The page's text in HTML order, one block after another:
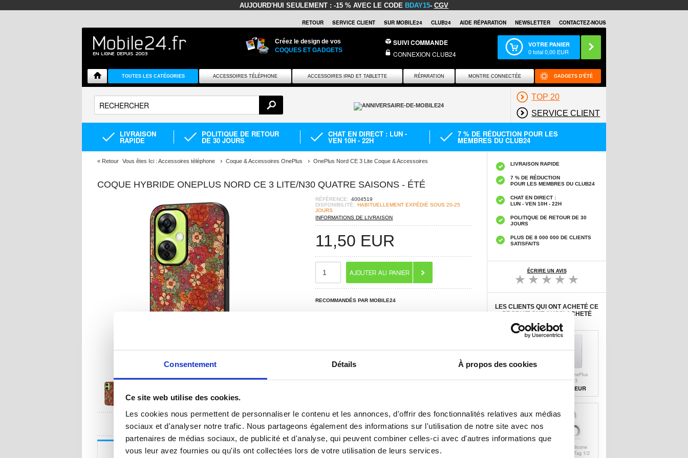
Consentement Détails À propos des cookies
Ce site web utilise des cookies.
Les cookies nous permettent de personnaliser le contenu et les annonces, d'offrir des fonctionnalités relatives aux médias
sociaux et d'analyser notre trafic. Nous partageons également des informations sur l'utilisation de notre site avec nos
partenaires de médias sociaux, de publicité et d'analyse, qui peuvent combiner celles-ci avec d'autres informations que
vous leur avez fournies ou qu'ils ont collectées lors de votre utilisation de leurs services.
AUJOURD'HUI SEULEMENT : -15 % AVEC LE CODE BDAY15- CGV
RETOUR SERVICE CLIENT SUR MOBILE24 CLUB24 AIDE RÉPARATION NEWSLETTER CONTACTEZ-NOUS
Créez le design de vos
COQUES ET GADGETS
SUIVI COMMANDE
CONNEXION CLUB24
VOTRE PANIER
0total0,00 EUR
TOUTES LES CATÉGORIES ACCESSOIRES TÉLÉPHONE ACCESSOIRES IPAD ET TABLETTE RÉPARATION MONTRE CONNECTÉE GADGETS D'ÉTÉ
TOP 20
SERVICE CLIENT
LIVRAISON
RAPIDE
POLITIQUE DE RETOUR
DE 30 JOURS
CHAT EN DIRECT : LUN -
VEN 10H - 22H
7 % DE RÉDUCTION POUR LES
MEMBRES DU CLUB24
« Retour Vous êtes Ici : Accessoires téléphone Coque & Accessoires OnePlus OnePlus Nord CE 3 Lite Coque & Accessoires
COQUE HYBRIDE ONEPLUS NORD CE 3 LITE/N30 QUATRE SAISONS - ÉTÉ
RÉFÉRENCE: 4004519
DISPONIBILITÉ: HABITUELLEMENT EXPÉDIÉ SOUS 20-25
JOURS
INFORMATIONS DE LIVRAISON
11,50 EUR
RECOMMANDÉS PAR MOBILE24
UNE QUESTION ? CONTACTEZ-NOUS ! CHAT EN DIRECT
Description
LIVRAISON RAPIDE
7 % DE RÉDUCTION
POUR LES MEMBRES DU CLUB24
CHAT EN DIRECT :
LUN - VEN 10H - 22H
POLITIQUE DE RETOUR DE 30
JOURS
PLUS DE 8 000 000 DE CLIENTS
SATISFAITS
ÉCRIRE UN AVIS
LES CLIENTS QUI ONT ACHETÉ CE
PRODUIT ONT AUSSI ACHETÉ
Coque OnePlus
Nord CE 3
Antidérapante en
Transparente
6,30 EUR
Étui en silicone
Apple AirTag 1/2